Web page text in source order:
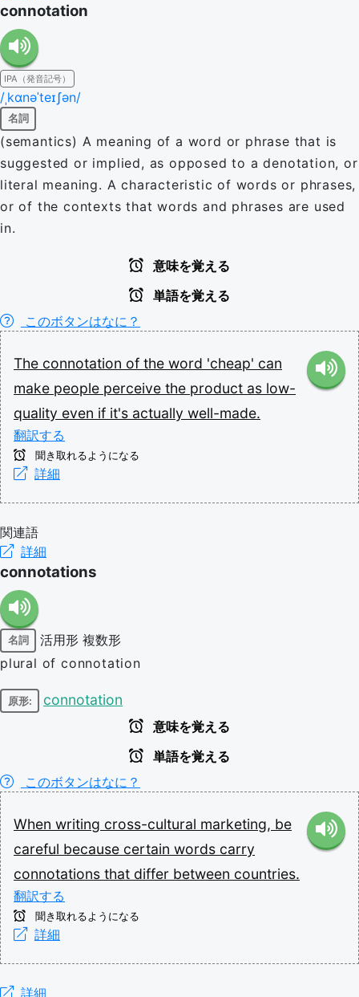
connotation
IPA（発音記号）
/ˌkɑnəˈteɪʃən/
名詞
(semantics) A meaning of a word or phrase that is
suggested or implied, as opposed to a denotation, or
literal meaning. A characteristic of words or phrases,
or of the contexts that words and phrases are used
in.
意味を覚える
単語を覚える
このボタンはなに？
The connotation of the word 'cheap' can
make people perceive the product as low-
quality even if it's actually well-made.
翻訳する
聞き取れるようになる
詳細
関連語
詳細
connotations
名詞 活用形 複数形
plural of connotation
原形: connotation
意味を覚える
単語を覚える
このボタンはなに？
When writing cross-cultural marketing, be
careful because certain words carry
connotations that differ between countries.
翻訳する
聞き取れるようになる
詳細
詳細